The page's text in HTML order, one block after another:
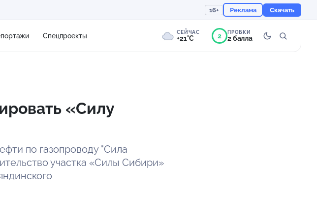
16+ Реклама Скачать
Спецпроекты СЕЙЧАС
+21°C
+21°
2 ПРОБКИ
2 балла
«Силу
по газопроводу "Сила
участка «Силы Сибири»